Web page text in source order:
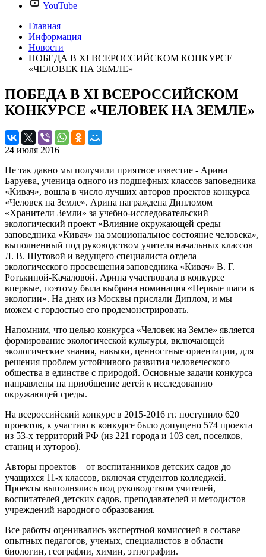
YouTube
Главная
Информация
Новости
ПОБЕДА В XI ВСЕРОССИЙСКОМ КОНКУРСЕ
«ЧЕЛОВЕК НА ЗЕМЛЕ»
ПОБЕДА В XI ВСЕРОССИЙСКОМ
КОНКУРСЕ «ЧЕЛОВЕК НА ЗЕМЛЕ»
24 июля 2016
Не так давно мы получили приятное известие - Арина
Баруева, ученица одного из подшефных классов заповедника
«Кивач», вошла в число лучших авторов проектов конкурса
«Человек на Земле». Арина награждена Дипломом
«Хранители Земли» за учебно-исследовательский
экологический проект «Влияние окружающей среды
заповедника «Кивач» на эмоциональное состояние человека»,
выполненный под руководством учителя начальных классов
Л. В. Шутовой и ведущего специалиста отдела
экологического просвещения заповедника «Кивач» В. Г.
Ротькиной-Качаловой. Арина участвовала в конкурсе
впервые, поэтому была выбрана номинация «Первые шаги в
экологии». На днях из Москвы прислали Диплом, и мы
можем с гордостью его продемонстрировать.
Напомним, что целью конкурса «Человек на Земле» является
формирование экологической культуры, включающей
экологические знания, навыки, ценностные ориентации, для
решения проблем устойчивого развития человеческого
общества в единстве с природой. Основные задачи конкурса
направлены на приобщение детей к исследованию
окружающей среды.
На всероссийский конкурс в 2015-2016 гг. поступило 620
проектов, к участию в конкурсе было допущено 574 проекта
из 53-х территорий РФ (из 221 города и 103 сел, поселков,
станиц и хуторов).
Авторы проектов – от воспитанников детских садов до
учащихся 11-х классов, включая студентов колледжей.
Проекты выполнялись под руководством учителей,
воспитателей детских садов, преподавателей и методистов
учреждений народного образования.
Все работы оценивались экспертной комиссией в составе
опытных педагогов, ученых, специалистов в области
биологии, географии, химии, этнографии.